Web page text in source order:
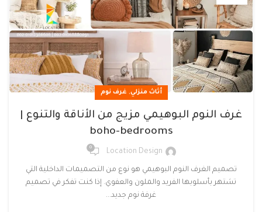
أثاث منزلي, غرف نوم
غرف النوم البوهيمي مزيج من الأناقة والتنوع |
boho-bedrooms
Location Design
0
تصميم الغرف النوم البوهيمي هو نوع من التصميمات الداخلية التي
تشتهر بأسلوبها الفريد والملون والعفوي. إذا كنت تفكر في تصميم
غرفة نوم جديد...